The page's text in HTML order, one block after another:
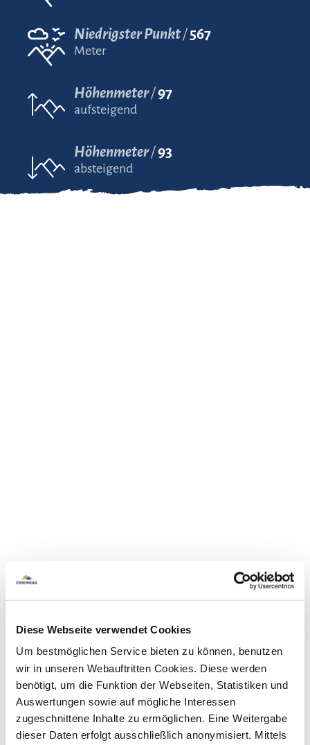
Diese Webseite verwendet Cookies
Um bestmöglichen Service bieten zu können, benutzen
wir in unseren Webauftritten Cookies. Diese werden
benötigt, um die Funktion der Webseiten, Statistiken und
Auswertungen sowie auf mögliche Interessen
zugeschnittene Inhalte zu ermöglichen. Eine Weitergabe
dieser Daten erfolgt ausschließlich anonymisiert. Mittels
Niedrigster Punkt 567
Meter
Höhenmeter 97
aufsteigend
Höhenmeter 93
absteigend